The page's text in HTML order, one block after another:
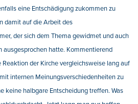
eine Entschädigung zukommen zu
damit auf die Arbeit des
der sich dem Thema gewidmet und auch
ausgesprochen hatte. Kommentierend
Reaktion der Kirche vergleichsweise lang auf
internen Meinungsverschiedenheiten zu
keine halbgare Entscheidung treffen. Was